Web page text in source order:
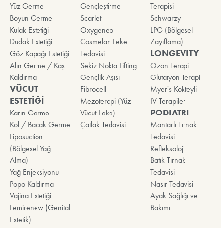
Yüz Germe
Boyun Germe
Kulak Estetiği
Dudak Estetiği
Göz Kapağı Estetiği
Alın Germe / Kaş
Kaldırma
VÜCUT
ESTETİĞİ
Karın Germe
Kol / Bacak Germe
Liposuction
(Bölgesel Yağ
Alma)
Yağ Enjeksiyonu
Popo Kaldırma
Vajina Estetiği
Femirenew (Genital
Estetik)
Gençleştirme
Scarlet
Oxygeneo
Cosmelan Leke
Tedavisi
Sekiz Nokta Lifting
Gençlik Aşısı
Fibrocell
Mezoterapi (Yüz-
Vücut-Leke)
Çatlak Tedavisi
Terapisi
Schwarzy
LPG (Bölgesel
Zayıflama)
LONGEVITY
Ozon Terapi
Glutatyon Terapi
Myer's Kokteyli
IV Terapiler
PODIATRI
Mantarlı Tırnak
Tedavisi
Refleksoloji
Batık Tırnak
Tedavisi
Nasır Tedavisi
Ayak Sağlığı ve
Bakımı